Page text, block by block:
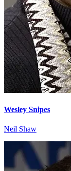
Wesley Snipes
Neil Shaw